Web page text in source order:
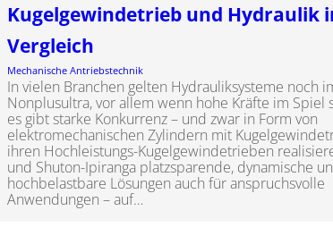
Kugelgewindetrieb und Hydraulik
Vergleich
Mechanische Antriebstechnik
In vielen Branchen gelten Hydrauliksysteme noch
Nonplusultra, vor allem wenn hohe Kräfte im Spiel
es gibt starke Konkurrenz – und zwar in Form von
elektromechanischen Zylindern mit
ihren Hochleistungs-Kugelgewindetrieben
und Shuton-Ipiranga platzsparende, dynamische
hochbelastbare Lösungen auch für anspruchsvolle
Anwendungen – auf…